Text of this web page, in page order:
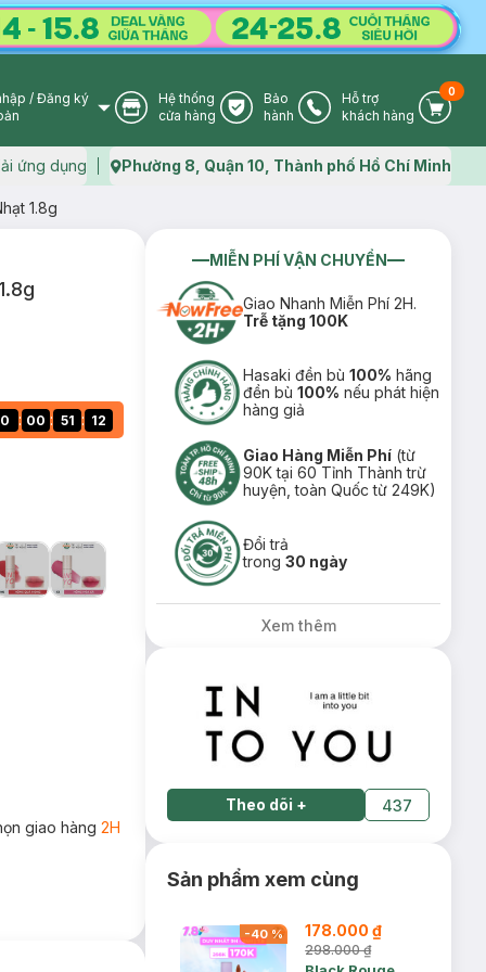
User Icon
/ Đăng ký
Store Icon
Hệ thống
cửa hàng
Warranty Icon
Bảo
hành
Phone Icon
Hỗ trợ
khách hàng
Cart
0
ứng dụng Map icon
Phường 8, Quận 10, Thành phố Hồ Chí Minh
1.8g
0 : 00 : 51 : 11
giao hàng 2H
MIỄN PHÍ VẬN CHUYỂN
Giao Nhanh Miễn Phí 2H.
Trễ tặng 100K
Hasaki đền bù100% hãng
đền bù100% nếu phát hiện
hàng giả
Giao Hàng Miễn Phí (từ
90K tại 60 Tỉnh Thành trừ
huyện, toàn Quốc từ 249K)
Đổi trả
trong30 ngày
Xem thêm
Theo dõi + 437
Sản phẩm xem cùng
-40% 178.000 ₫
298.000 ₫